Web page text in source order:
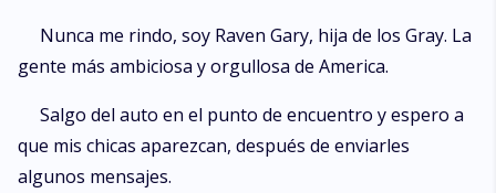
Nunca me rindo, soy Raven Gary, hija de los Gray. La
gente más ambiciosa y orgullosa de America.
Salgo del auto en el punto de encuentro y espero a
que mis chicas aparezcan, después de enviarles
algunos mensajes.